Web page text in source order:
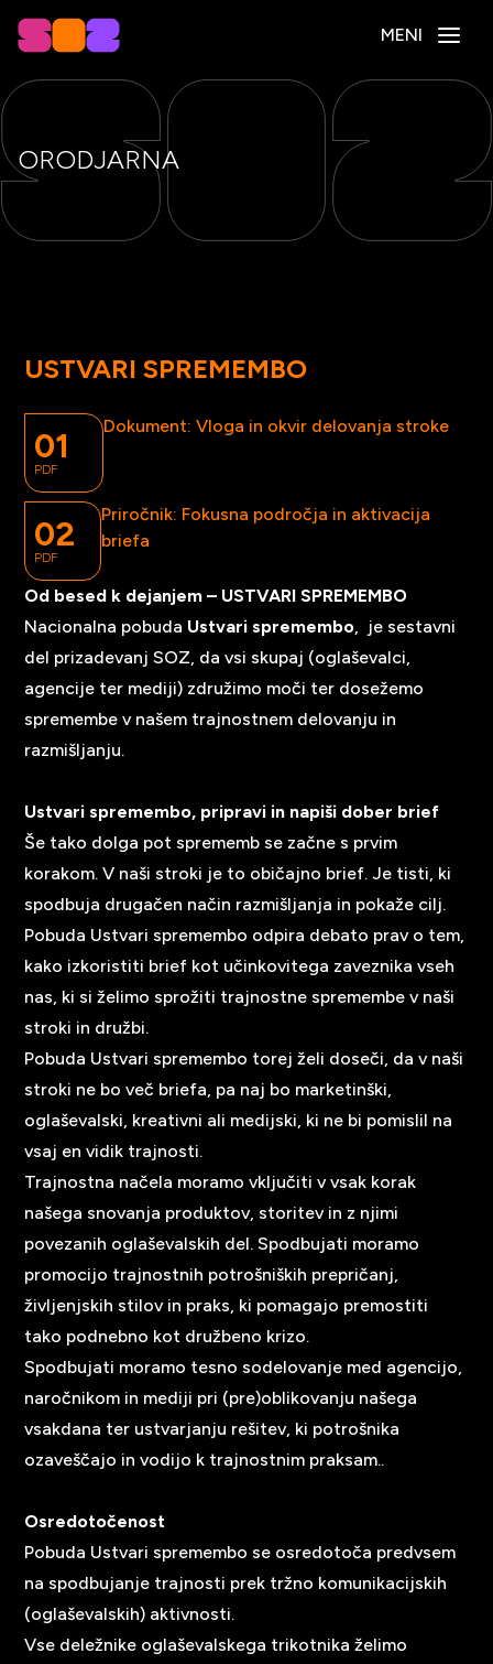
MENI
ORODJARNA
USTVARI SPREMEMBO
01
PDF
Dokument: Vloga in okvir delovanja stroke
02
PDF
Priročnik: Fokusna področja in aktivacija
briefa
Od besed k dejanjem – USTVARI SPREMEMBO
Nacionalna pobuda Ustvari spremembo , je sestavni
del prizadevanj SOZ, da vsi skupaj (oglaševalci,
agencije ter mediji) združimo moči ter dosežemo
spremembe v našem trajnostnem delovanju in
razmišljanju.
Ustvari spremembo, pripravi in napiši dober brief
Še tako dolga pot sprememb se začne s prvim
korakom. V naši stroki je to običajno brief. Je tisti, ki
spodbuja drugačen način razmišljanja in pokaže cilj.
Pobuda Ustvari spremembo odpira debato prav o tem,
kako izkoristiti brief kot učinkovitega zaveznika vseh
nas, ki si želimo sprožiti trajnostne spremembe v naši
stroki in družbi.
Pobuda Ustvari spremembo torej želi doseči, da v naši
stroki ne bo več briefa, pa naj bo marketinški,
oglaševalski, kreativni ali medijski, ki ne bi pomislil na
vsaj en vidik trajnosti.
Trajnostna načela moramo vključiti v vsak korak
našega snovanja produktov, storitev in z njimi
povezanih oglaševalskih del. Spodbujati moramo
promocijo trajnostnih potrošniških prepričanj,
življenjskih stilov in praks, ki pomagajo premostiti
tako podnebno kot družbeno krizo.
Spodbujati moramo tesno sodelovanje med agencijo,
naročnikom in mediji pri (pre)oblikovanju našega
vsakdana ter ustvarjanju rešitev, ki potrošnika
ozaveščajo in vodijo k trajnostnim praksam..
Osredotočenost
Pobuda Ustvari spremembo se osredotoča predvsem
na spodbujanje trajnosti prek tržno komunikacijskih
(oglaševalskih) aktivnosti.
Vse deležnike oglaševalskega trikotnika želimo